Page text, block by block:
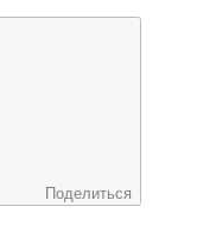
Поделиться